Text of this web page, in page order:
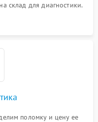
склад для диагностики.
поломку и цену ее